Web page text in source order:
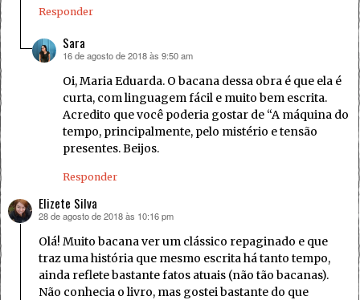
Responder
Sara
disse:
16 de agosto de 2018 às 9:50 am
Oi, Maria Eduarda. O bacana dessa obra é que ela é
curta, com linguagem fácil e muito bem escrita.
Acredito que você poderia gostar de “A máquina do
tempo, principalmente, pelo mistério e tensão
presentes. Beijos.
Responder
Elizete Silva
disse:
28 de agosto de 2018 às 10:16 pm
Olá! Muito bacana ver um clássico repaginado e que
traz uma história que mesmo escrita há tanto tempo,
ainda reflete bastante fatos atuais (não tão bacanas).
Não conhecia o livro, mas gostei bastante do que